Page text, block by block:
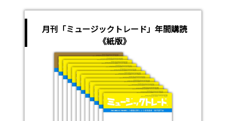
月刊「ミュージックトレード」年間購読
《紙版》